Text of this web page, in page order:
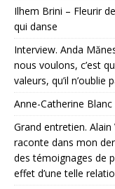
Ilhem Brini – Fleurir
qui danse
Interview. Anda
nous voulons, c’est
valeurs, qu’il n’oublie
Anne-Catherine
Grand entretien.
raconte dans mon
des témoignages de
effet d’une telle